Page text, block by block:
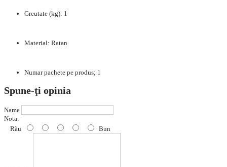
Greutate (kg): 1
Material: Ratan
Numar pachete pe produs; 1
Spune-ţi opinia
Name
Nota:
Rău
Bun